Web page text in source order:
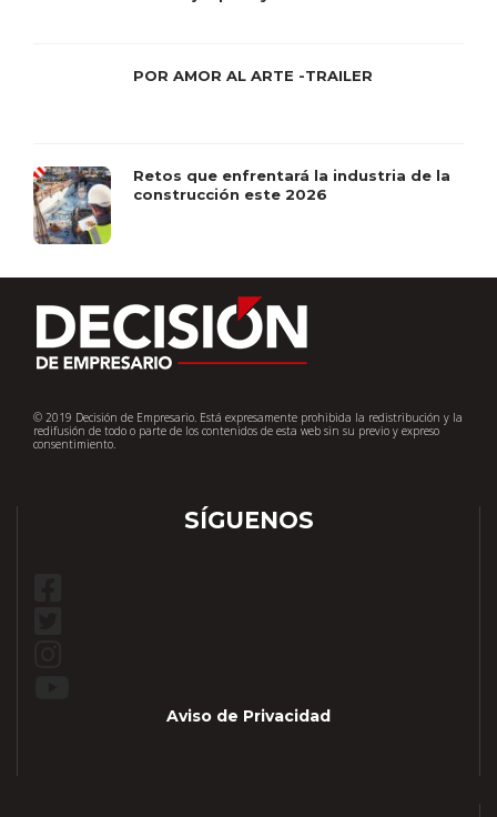
POR AMOR AL ARTE -TRAILER
Retos que enfrentará la industria de la
construcción este 2026
© 2019 Decisión de Empresario. Está expresamente prohibida la redistribución y la
redifusión de todo o parte de los contenidos de esta web sin su previo y expreso
consentimiento.
SÍGUENOS
Aviso de Privacidad